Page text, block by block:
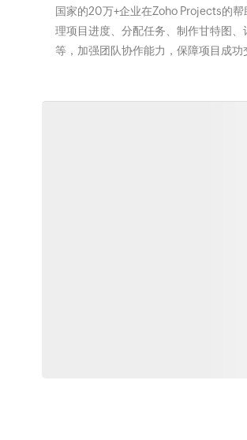
国家的20万+企业在Zoho Projects的帮
理项目进度、分配任务、制作甘特图、
等，加强团队协作能力，保障项目成功